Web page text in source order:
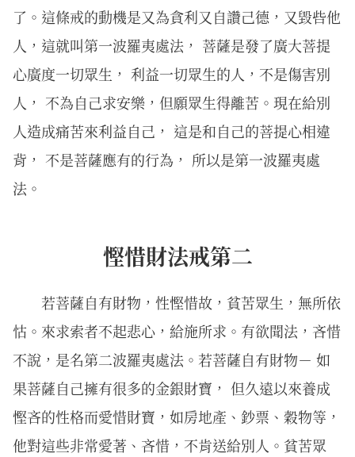
了。這條戒的動機是又為貪利又自讚己德，又毀呰他
人，這就叫第一波羅夷處法， 菩薩是發了廣大菩提
心廣度一切眾生， 利益一切眾生的人，不是傷害別
人， 不為自己求安樂，但願眾生得離苦。現在給別
人造成痛苦來利益自己， 這是和自己的菩提心相違
背， 不是菩薩應有的行為， 所以是第一波羅夷處
法。
慳惜財法戒第二
若菩薩自有財物，性慳惜故，貧苦眾生，無所依
怙。來求索者不起悲心，給施所求。有欲聞法，吝惜
不說，是名第二波羅夷處法。若菩薩自有財物－ 如
果菩薩自己擁有很多的金銀財寶， 但久遠以來養成
慳吝的性格而愛惜財寶，如房地產、鈔票、穀物等，
他對這些非常愛著、吝惜，不肯送給別人。貧苦眾